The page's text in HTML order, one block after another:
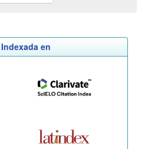
Indexada en